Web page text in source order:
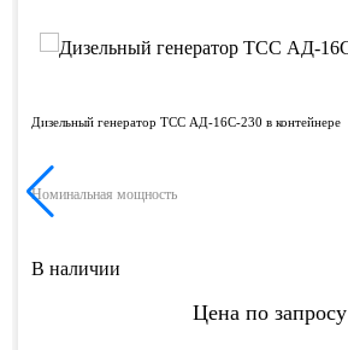
Дизельный генератор ТСС АД-16С-230 в контейнере
Номинальная мощность
В наличии
Цена по запросу